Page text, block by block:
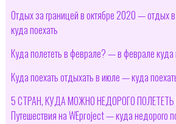
Отдых за границей в октябре 2020 — отдых в
куда поехать
Куда полететь в феврале? — в феврале куда
Куда поехать отдыхать в июле — куда
5 СТРАН, КУДА МОЖНО НЕДОРОГО
Путешествия на WEproject — куда недорого